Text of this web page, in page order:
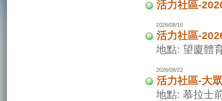
活力社區-
2026/08/16
活力社區-
地點: 望廈體
2026/08/22
活力社區-大
地點: 慕拉士